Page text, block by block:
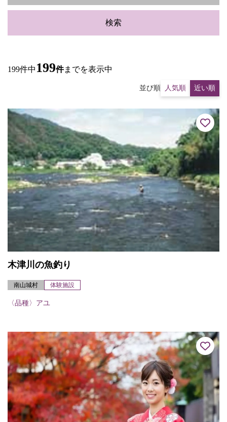
検索
199件中 199件までを表示中
並び順 人気順 近い順
木津川の魚釣り
南山城村 体験施設
〈品種〉アユ